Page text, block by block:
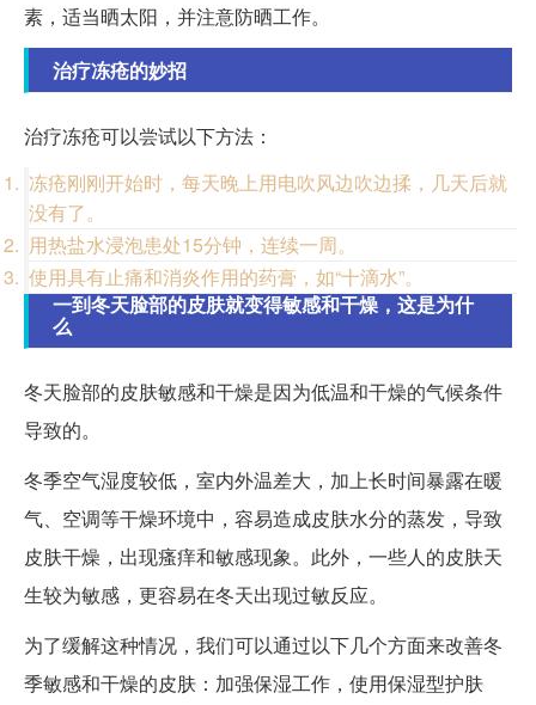
素，适当晒太阳，并注意防晒工作。
治疗冻疮的妙招
治疗冻疮可以尝试以下方法：
冻疮刚刚开始时，每天晚上用电吹风边吹边揉，几天后就
没有了。
用热盐水浸泡患处15分钟，连续一周。
使用具有止痛和消炎作用的药膏，如“十滴水”。
一到冬天脸部的皮肤就变得敏感和干燥，这是为什
么
冬天脸部的皮肤敏感和干燥是因为低温和干燥的气候条件
导致的。
冬季空气湿度较低，室内外温差大，加上长时间暴露在暖
气、空调等干燥环境中，容易造成皮肤水分的蒸发，导致
皮肤干燥，出现瘙痒和敏感现象。此外，一些人的皮肤天
生较为敏感，更容易在冬天出现过敏反应。
为了缓解这种情况，我们可以通过以下几个方面来改善冬
季敏感和干燥的皮肤：加强保湿工作，使用保湿型护肤